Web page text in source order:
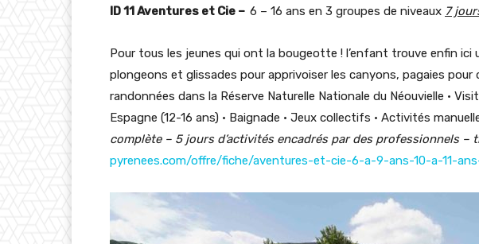
ID 11 Aventures et Cie – 6 – 16 ans en 3 groupes de niveaux 7
Pour tous les jeunes qui ont la bougeotte ! l’enfant trouve enfin
plongeons et glissades pour apprivoiser les canyons, pagaies pour
randonnées dans la Réserve Naturelle Nationale du Néouvielle •
Espagne (12-16 ans) • Baignade • Jeux collectifs • Activités
complète – 5 jours d’activités encadrés par des professionnels
pyrenees.com/offre/fiche/aventures-et-cie-6-a-9-ans-10-a-11-